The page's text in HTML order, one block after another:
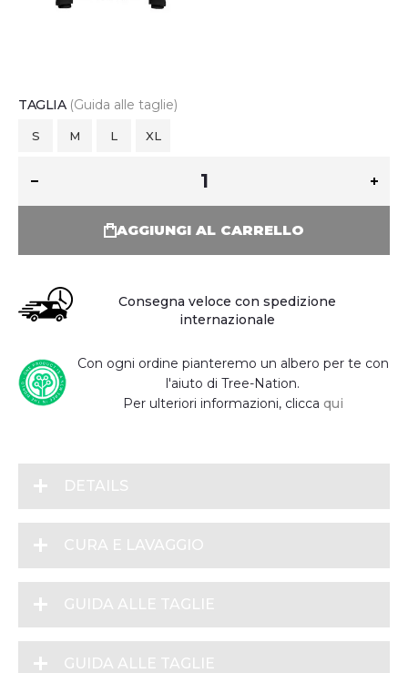
TAGLIA (Guida alle taglie)
S M L XL
AGGIUNGI AL CARRELLO
Consegna veloce con spedizione
internazionale
Con ogni ordine pianteremo un albero per te con
l'aiuto di Tree-Nation.
Per ulteriori informazioni, clicca qui
DETAILS
CURA E LAVAGGIO
GUIDA ALLE TAGLIE
GUIDA ALLE TAGLIE